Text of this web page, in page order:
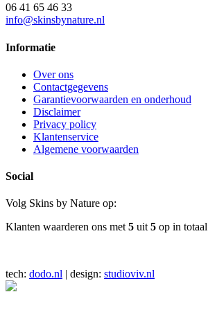
06 41 65 46 33
info@skinsbynature.nl
Informatie
Over ons
Contactgegevens
Garantievoorwaarden en onderhoud
Disclaimer
Privacy policy
Klantenservice
Algemene voorwaarden
Social
Volg Skins by Nature op:
Klanten waarderen ons met5 uit5 op in totaal
tech: dodo.nl design: studioviv.nl